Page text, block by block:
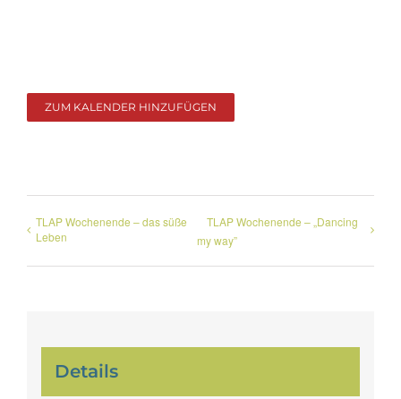
ZUM KALENDER HINZUFÜGEN
TLAP Wochenende – das süße
Leben
TLAP Wochenende – „Dancing
my way”
Details